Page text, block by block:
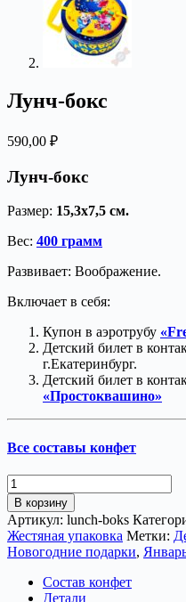
Лунч-бокс
590,00 ₽
Лунч-бокс
Размер: 15,3х7,5 см.
Вес: 400 грамм
Развивает: Воображение.
Включает в себя:
Купон в аэротрубу
Детский билет в
г.Екатеринбург.
Детский билет в
«Простоквашино»
Все составы конфет
Количество
товара
Лунч-
бокс
В корзину
Артикул: lunch-boks
Жестяная упаковка Метки:
Новогодние подарки,
Состав конфет
Детали